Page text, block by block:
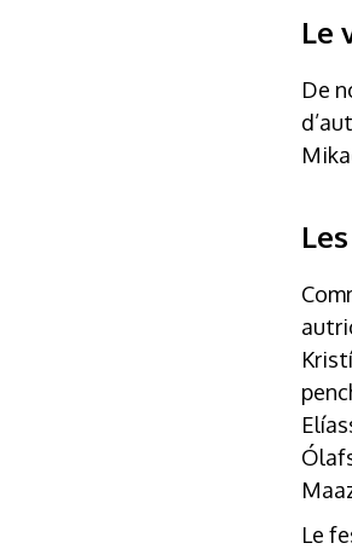
Le
De
Le